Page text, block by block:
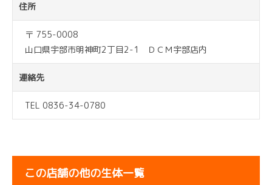
住所
〒 755-0008
山口県宇部市明神町2丁目2-1 ＤＣＭ宇部店内
連絡先
TEL 0836-34-0780
この店舗の他の生体一覧